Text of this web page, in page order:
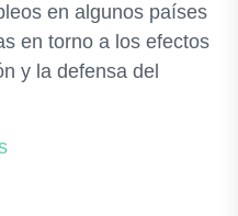
en algunos países
en torno a los efectos
y la defensa del